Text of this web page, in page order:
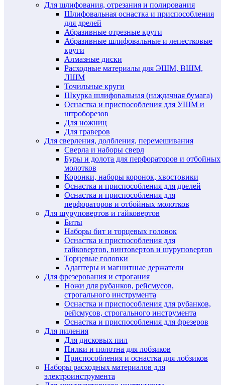
Для шлифования, отрезания и полирования
Шлифовальная оснастка и приспособления
для дрелей
Абразивные отрезные круги
Абразивные шлифовальные и лепестковые
круги
Алмазные диски
Расходные материалы для ЭШМ, ВШМ,
ЛШМ
Точильные круги
Шкурка шлифовальная (наждачная бумага)
Оснастка и приспособления для УШМ и
штроборезов
Для ножниц
Для граверов
Для сверления, долбления, перемешивания
Сверла и наборы сверл
Буры и долота для перфораторов и отбойных
молотков
Коронки, наборы коронок, хвостовики
Оснастка и приспособления для дрелей
Оснастка и приспособления для
перфораторов и отбойных молотков
Для шуруповертов и гайковертов
Биты
Наборы бит и торцевых головок
Оснастка и приспособления для
гайковертов, винтовертов и шуруповертов
Торцевые головки
Адаптеры и магнитные держатели
Для фрезерования и строгания
Ножи для рубанков, рейсмусов,
строгального инструмента
Оснастка и приспособления для рубанков,
рейсмусов, строгального инструмента
Оснастка и приспособления для фрезеров
Для пиления
Для дисковых пил
Пилки и полотна для лобзиков
Приспособления и оснастка для лобзиков
Наборы расходных материалов для
электроинструмента